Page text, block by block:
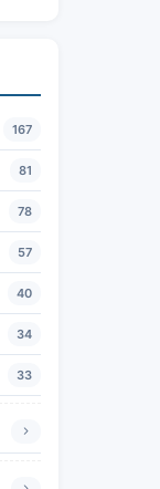
167
81
78
57
40
34
33